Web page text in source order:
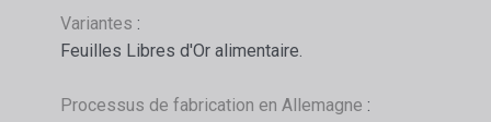
Variantes :
Feuilles Libres d'Or alimentaire.
Processus de fabrication en Allemagne :